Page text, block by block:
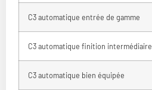
C3 automatique entrée de gamme
C3 automatique finition intermédiaire
C3 automatique bien équipée